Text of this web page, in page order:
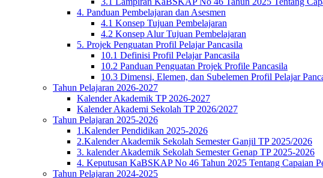
4. Panduan Pembelajaran dan Asesmen
4.1 Konsep Tujuan Pembelajaran
4.2 Konsep Alur Tujuan Pembelajaran
5. Projek Penguatan Profil Pelajar Pancasila
10.1 Definisi Profil Pelajar Pancasila
10.2 Panduan Penguatan Projek Profile Pancasila
10.3 Dimensi, Elemen, dan Subelemen Profil Pelajar
Tahun Pelajaran 2026-2027
Kalender Akademik TP 2026-2027
Kalender Akademi Sekolah TP 2026/2027
Tahun Pelajaran 2025-2026
1.Kalender Pendidikan 2025-2026
2.Kalender Akademik Sekolah Semester Ganjil TP 2025/2026
3. kalender Akademik Sekolah Semester Genap TP 2025-2026
4. Keputusan KaBSKAP No 46 Tahun 2025 Tentang Capaian
Tahun Pelajaran 2024-2025